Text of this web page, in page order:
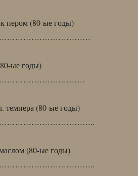
пером (80-ые годы)
ые годы)
темпера (80-ые годы)
(80-ые годы)